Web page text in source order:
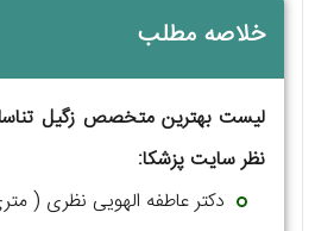
خلاصه مطلب
لیست بهترین متخصص زگیل
نظر سایت پزشکا:
دکتر عاطفه الهویی نظری (